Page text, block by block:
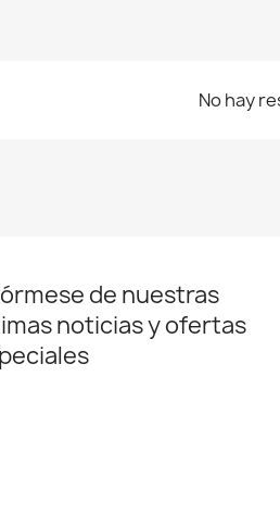
No hay
de nuestras
noticias y ofertas